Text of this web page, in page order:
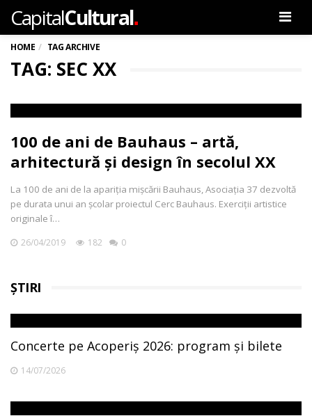
CapitalCultural.
HOME TAG ARCHIVE
TAG: SEC XX
100 de ani de Bauhaus – artă,
arhitectură și design în secolul XX
La 100 de ani de la apariția mișcării Bauhaus, Asociația 37 dezvoltă
pe durata unui an școlar proiectul Cerc Bauhaus. Exerciții artistice
originale î…
26/04/2019 182 0
ȘTIRI
Concerte pe Acoperiș 2026: program și bilete
14/07/2026